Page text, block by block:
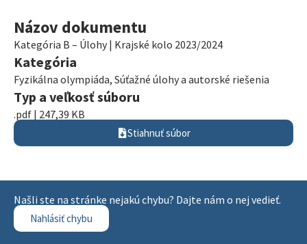
Názov dokumentu
Kategória B – Úlohy | Krajské kolo 2023/2024
Kategória
Fyzikálna olympiáda, Súťažné úlohy a autorské riešenia
Typ a veľkosť súboru
.pdf | 247,39 KB
Stiahnuť súbor
Našli ste na stránke nejakú chybu? Dajte nám o nej vedieť.
Nahlásiť chybu